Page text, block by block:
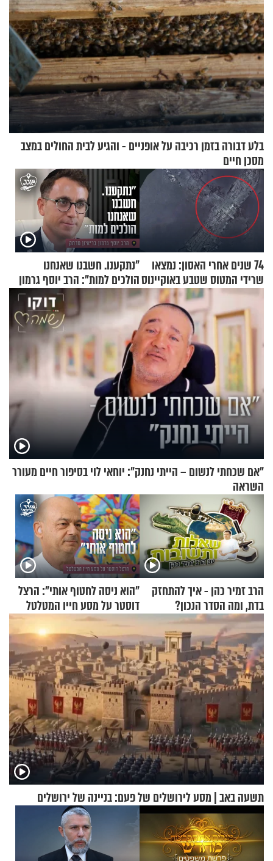
בלע דבורה בזמן רכיבה על אופניים - והגיע לבית החולים במצב
מסכן חיים
74 שנים אחרי האסון: נמצאו
שרידי המטוס שטבע באוקיינוס
עם עשרות נוסעים
"נתקענו. חשבנו שאנחנו
הולכים למות": הרב יוסף גרמון
בריאיון מרתק
"אם שכחתי לנשום – הייתי נחנק": יוחאי לוי בסיפור חיים מעורר
השראה
הרב זמיר כהן - איך להתחזק
בדת, ומה הסדר הנכון?
"הוא ניסה לחטוף אותי": הרצל
דוסטר על מסע חייו המטלטל
תשעה באב | מסע לירושלים של פעם: בניינה של ירושלים